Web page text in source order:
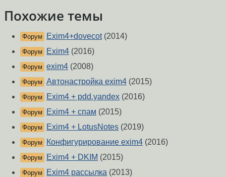
Похожие темы
Форум Exim4+dovecot(2014)
Форум Exim4 (2016)
Форум exim4 (2008)
Форум Автонастройка exim4 (2015)
Форум Exim4 + pdd.yandex (2016)
Форум Exim4 + спам (2015)
Форум Exim4 + LotusNotes (2019)
Форум Конфигурирование exim4 (2016)
Форум Exim4 + DKIM (2015)
Форум Exim4 рассылка (2013)